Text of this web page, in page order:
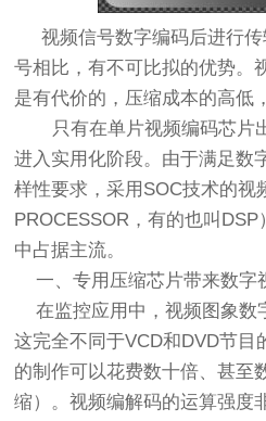
视频信号数字编码后进行传
号相比，有不可比拟的优势。
是有代价的，压缩成本的高低
只有在单片视频编码芯片
进入实用化阶段。由于满足数
样性要求，采用SOC技术的视
PROCESSOR，有的也叫
中占据主流。
一、专用压缩芯片带来数字
在监控应用中，视频图象数
这完全不同于VCD和DVD节目
的制作可以花费数十倍、甚至
缩）。视频编解码的运算强度